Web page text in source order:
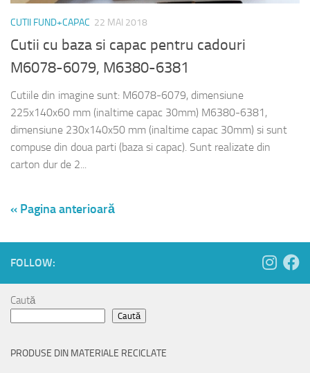
CUTII FUND+CAPAC 22 MAI 2018
Cutii cu baza si capac pentru cadouri
M6078-6079, M6380-6381
Cutiile din imagine sunt: M6078-6079, dimensiune
225x140x60 mm (inaltime capac 30mm) M6380-6381,
dimensiune 230x140x50 mm (inaltime capac 30mm) si sunt
compuse din doua parti (baza si capac). Sunt realizate din
carton dur de 2...
« Pagina anterioară
FOLLOW:
Caută
Caută
PRODUSE DIN MATERIALE RECICLATE